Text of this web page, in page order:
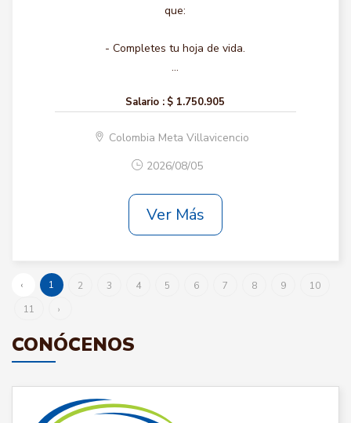
que:
- Completes tu hoja de vida.
...
Salario : $ 1.750.905
Colombia Meta Villavicencio
2026/08/05
Ver Más
‹ 1 2 3 4 5 6 7 8 9
10
11
›
CONÓCENOS